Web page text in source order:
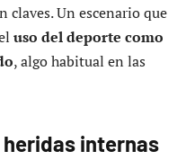
Un escenario que
uso del deporte como
, algo habitual en las
internas